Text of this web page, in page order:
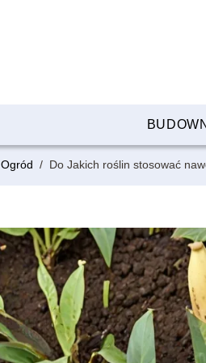
Ogród / Do Jakich roślin stosować